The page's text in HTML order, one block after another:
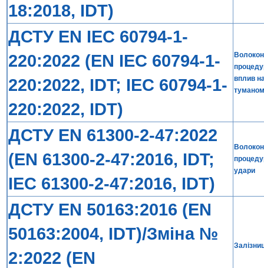
18:2018, IDT)
ДСТУ EN IEC 60794-1-
220:2022 (EN IEC 60794-1-
220:2022, IDT; IEC 60794-1-
220:2022, IDT)
вплив
ДСТУ EN 61300-2-47:2022
(EN 61300-2-47:2016, IDT;
IEC 61300-2-47:2016, IDT)
удари
ДСТУ EN 50163:2016 (EN
50163:2004, IDT)/Зміна №
2:2022 (EN